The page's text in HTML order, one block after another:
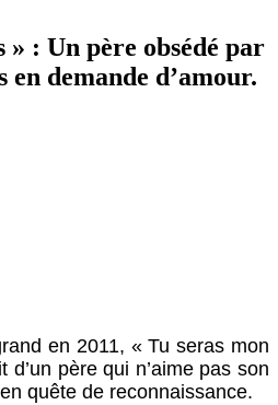
» : Un père obsédé par
demande d’amour.
en 2011, « Tu seras mon
père qui n’aime pas son
quête de reconnaissance.